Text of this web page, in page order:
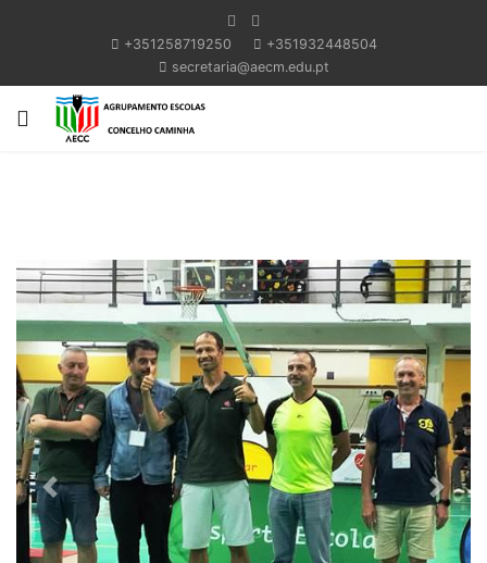
+351258719250
+351932448504
secretaria@aecm.edu.pt
Previous Next